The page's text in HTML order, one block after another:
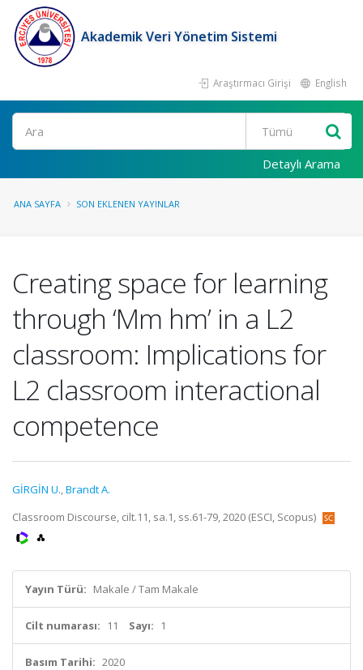
Akademik Veri Yönetim Sistemi
Araştırmacı Girişi English
Ara
Detaylı Arama
ANA SAYFA SON EKLENEN YAYINLAR
Creating space for learning
through ‘Mm hm’ in a L2
classroom: Implications for
L2 classroom interactional
competence
GİRGİN U.,Brandt A.
Classroom Discourse, cilt.11, sa.1, ss.61-79, 2020 (ESCI, Scopus)
Yayın Türü: Makale / Tam Makale
Cilt numarası: 11 Sayı: 1
Basım Tarihi: 2020